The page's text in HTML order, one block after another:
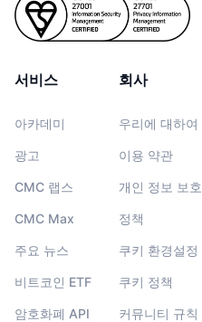
서비스
아카데미
광고
CMC 랩스
CMC Max
주요 뉴스
비트코인 ETF
암호화폐 API
회사
우리에 대하여
이용 약관
개인 정보 보호
정책
쿠키 환경설정
쿠키 정책
커뮤니티 규칙